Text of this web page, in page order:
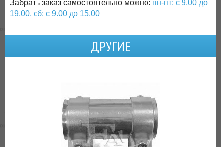
Забрать заказ самостоятельно можно: пн-пт: с 9.00 до
19.00, сб: с 9.00 до 15.00
ДРУГИЕ